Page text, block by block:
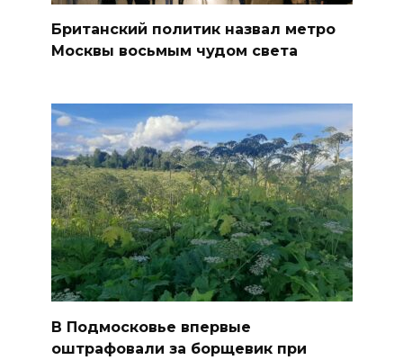
Британский политик назвал метро
Москвы восьмым чудом света
В Подмосковье впервые
оштрафовали за борщевик при